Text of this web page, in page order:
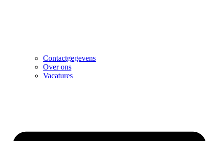
Contactgegevens
Over ons
Vacatures